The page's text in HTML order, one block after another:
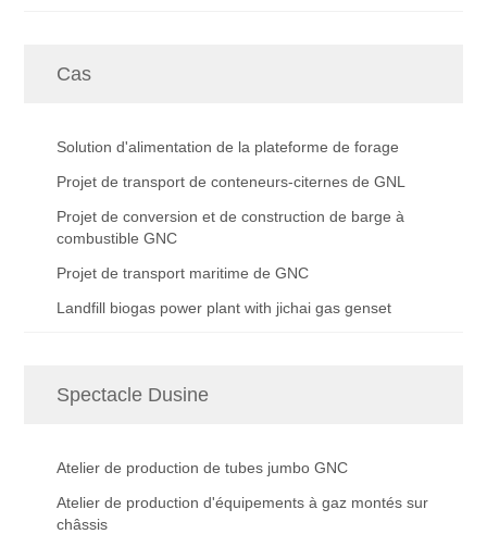
Cas
Solution d'alimentation de la plateforme de forage
Projet de transport de conteneurs-citernes de GNL
Projet de conversion et de construction de barge à
combustible GNC
Projet de transport maritime de GNC
Landfill biogas power plant with jichai gas genset
Spectacle Dusine
Atelier de production de tubes jumbo GNC
Atelier de production d'équipements à gaz montés sur
châssis